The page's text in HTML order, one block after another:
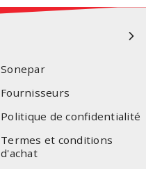
Sonepar
Fournisseurs
Politique de confidentialité
Termes et conditions
d'achat